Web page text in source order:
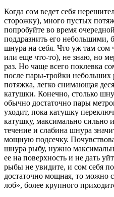
Когда сом ведет себя
сторожку), много пустых
попробуйте во время
поддразнить его небольшими,
шнура на себя. Что уж там
или еще что-то), не знаю, но
раз. Но чаще всего поклевка
после пары-тройки небольших
потяжка, легко снимающая
катушки. Конечно, столько
обычно достаточно пары
уходит, пока катушку
катушку, максимально сильно
течение и слабина шнура
мощную подсечку.
шнура рыбу, нужно
ее на поверхность и не дать
рыбы не увидите, и сом себя
достаточно мощная, то можно
лоб», более крупного